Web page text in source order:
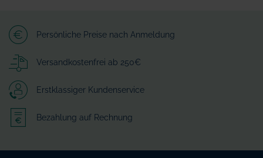
Persönliche Preise nach Anmeldung
Versandkostenfrei ab 250€
Erstklassiger Kundenservice
Bezahlung auf Rechnung